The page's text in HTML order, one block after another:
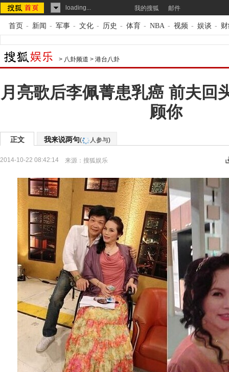
loading... 我的搜狐 邮件
首页 - 新闻 - 军事 - 文化 - 历史 - 体育 - NBA - 视频 - 娱谈 -
> 八卦频道 > 港台八卦
月亮歌后李佩菁患乳癌 前夫回
顾你
正文 我来说两句( 人参与)
2014-10-22 08:42:14 来源： 搜狐娱乐